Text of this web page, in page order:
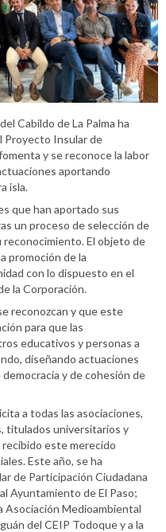
Cabildo de La Palma ha
Proyecto Insular de
y se reconoce la labor
aportando
isla.
que han aportado sus
un proceso de selección de
reconocimiento. El objeto de
promoción de la
con lo dispuesto en el
la Corporación.
reconozcan y que este
para que las
educativos y personas a
diseñando actuaciones
y de cohesión de
a todas las asociaciones,
titulados universitarios y
este merecido
Este año, se ha
de Participación Ciudadana
Ayuntamiento de El Paso;
Asociación Medioambiental
del CEIP Todoque y a la